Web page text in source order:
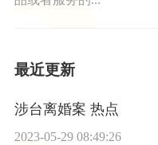
最近更新
涉台离婚案 热点
2023-05-29 08:49:26